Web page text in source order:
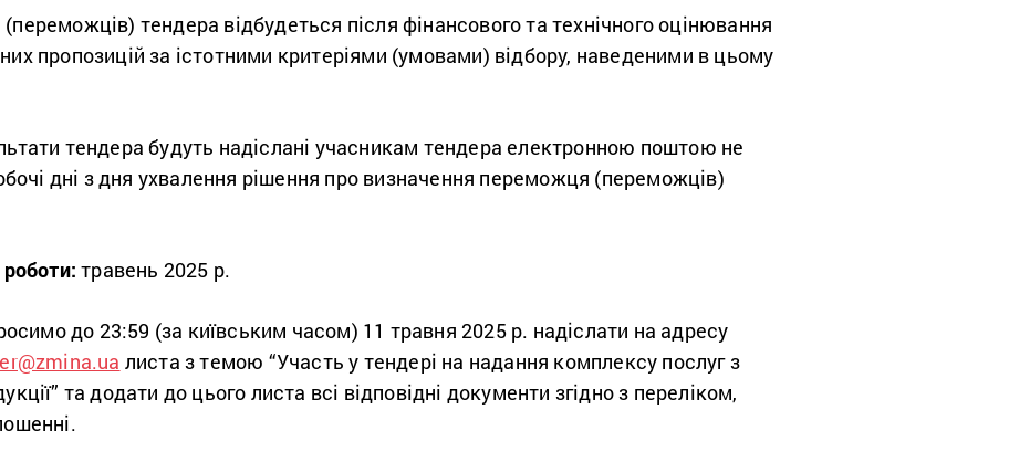
тендера відбудеться після фінансового та технічного оцінювання
пропозицій за істотними критеріями (умовами) відбору, наведеними в цьому
тендера будуть надіслані учасникам тендера електронною поштою не
дні з дня ухвалення рішення про визначення переможця (переможців)
травень 2025 р.
до 23:59 (за київським часом) 11 травня2025 р. надіслати на адресу
листа з темою “Участь у тендері на надання комплексу послуг з
та додати до цього листа всі відповідні документи згідно з переліком,